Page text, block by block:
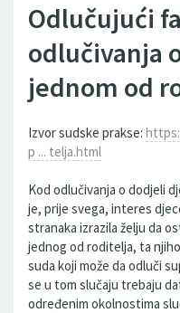
Odlučujući
odlučivanja
jednom od
Izvor sudske prakse:
p ... telja.html
Kod odlučivanja o dodjeli
je, prije svega, interes
stranaka izrazila želju da
jednog od roditelja, ta
suda koji može da odluči
se u tom slučaju trebaju
određenim okolnostima